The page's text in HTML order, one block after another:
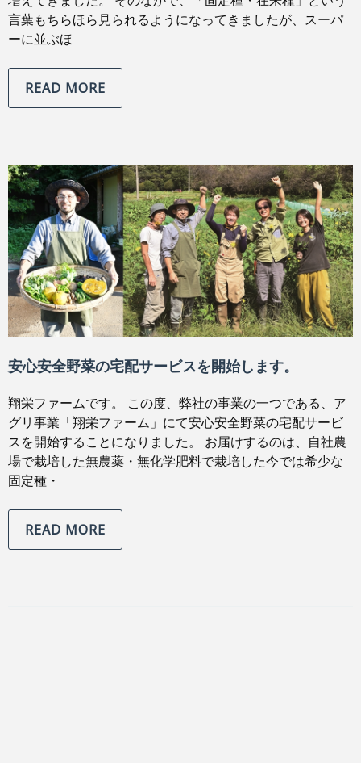
言葉もちらほら見られるようになってきましたが、スーパ
ーに並ぶほ
READ MORE
安心安全野菜の宅配サービスを開始します。
翔栄ファームです。 この度、弊社の事業の一つである、ア
グリ事業「翔栄ファーム」にて安心安全野菜の宅配サービ
スを開始することになりました。 お届けするのは、自社農
場で栽培した無農薬・無化学肥料で栽培した今では希少な
固定種・
READ MORE